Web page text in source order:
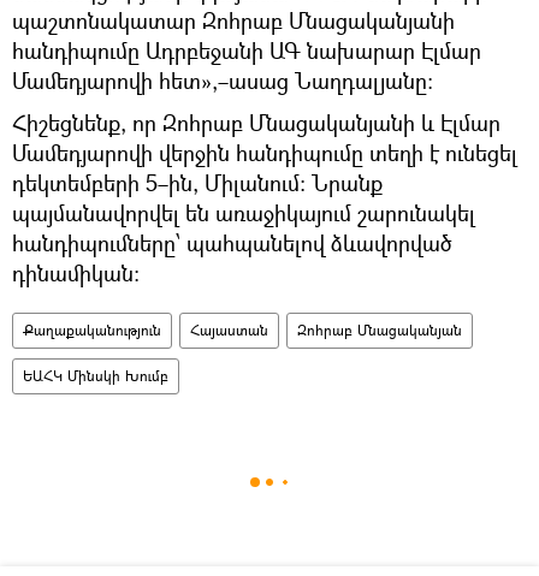
պաշտոնակատար Զոհրաբ Մնացականյանի
հանդիպումը Ադրբեջանի ԱԳ նախարար Էլմար
Մամեդյարովի հետ»,–ասաց Նաղդալյանը։
Հիշեցնենք, որ Զոհրաբ Մնացականյանի և Էլմար
Մամեդյարովի վերջին հանդիպումը տեղի է ունեցել
դեկտեմբերի 5–ին, Միլանում։ Նրանք
պայմանավորվել են առաջիկայում շարունակել
հանդիպումները՝ պահպանելով ձևավորված
դինամիկան։
Քաղաքականություն Հայաստան Զոհրաբ Մնացականյան
ԵԱՀԿ Մինսկի Խումբ